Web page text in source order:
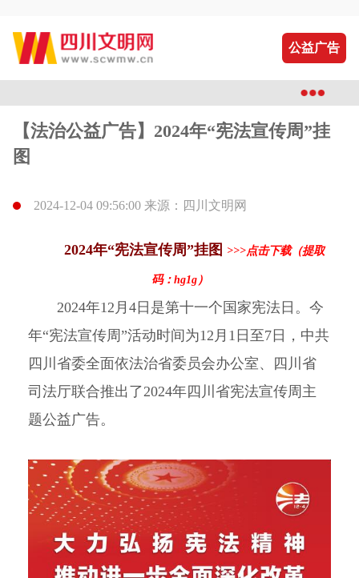
公益广告
【法治公益广告】2024年“宪法宣传周”挂
图
2024-12-04 09:56:00 来源：四川文明网
2024年“宪法宣传周”挂图 >>>点击下载（提取
码：hg1g）
2024年12月4日是第十一个国家宪法日。今
年“宪法宣传周”活动时间为12月1日至7日，中共
四川省委全面依法治省委员会办公室、四川省
司法厅联合推出了2024年四川省宪法宣传周主
题公益广告。